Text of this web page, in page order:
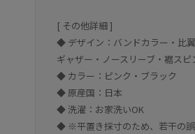
[ その他詳細 ]
◆ デザイン：バンドカラー・比
ギャザー・ノースリーブ・裾スピ
◆ カラー：ピンク・ブラック
◆ 原産国：日本
◆ 洗濯：お家洗いOK
◆ ※平置き採寸のため、若干の